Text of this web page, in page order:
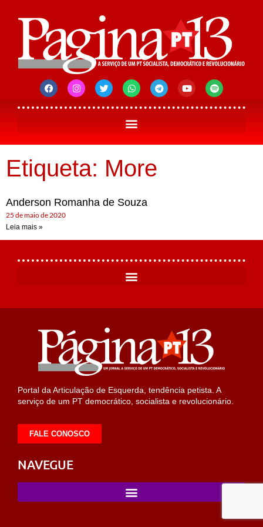
Etiqueta: More
Anderson Romanha de Souza
25 de maio de 2020
Leia mais »
Portal da Articulação de Esquerda, tendência petista. A
serviço de um PT democrático, socialista e revolucionário.
FALE CONOSCO
NAVEGUE